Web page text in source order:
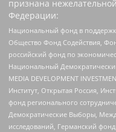
признана
Федерации:
Национальный фонд в
Общество Фонд Содействия,
российский фонд по
Национальный
MEDIA DEVELOPMENT
Институт, Открытая Россия,
фонд регионального
Демократические Выборы,
исследований, Германский